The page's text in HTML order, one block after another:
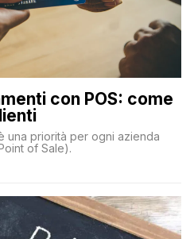
con POS: come
una priorità per ogni azienda
of Sale).